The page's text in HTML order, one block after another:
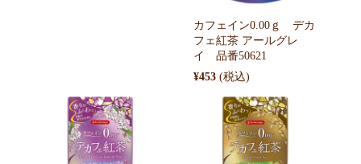
カフェイン0.00ｇ デカ
フェ紅茶 アールグレ
イ 品番50621
¥453